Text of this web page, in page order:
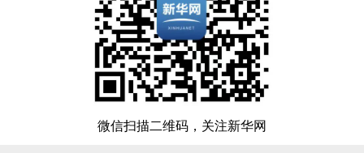
微信扫描二维码，关注新华网